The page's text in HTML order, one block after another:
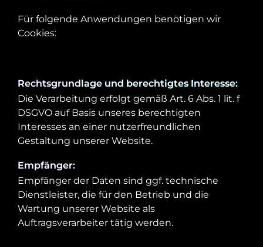
Für folgende Anwendungen benötigen wir
Cookies:
Rechtsgrundlage und berechtigtes Interesse:
Die Verarbeitung erfolgt gemäß Art. 6 Abs. 1 lit. f
DSGVO auf Basis unseres berechtigten
Interesses an einer nutzerfreundlichen
Gestaltung unserer Website.
Empfänger:
Empfänger der Daten sind ggf. technische
Dienstleister, die für den Betrieb und die
Wartung unserer Website als
Auftragsverarbeiter tätig werden.